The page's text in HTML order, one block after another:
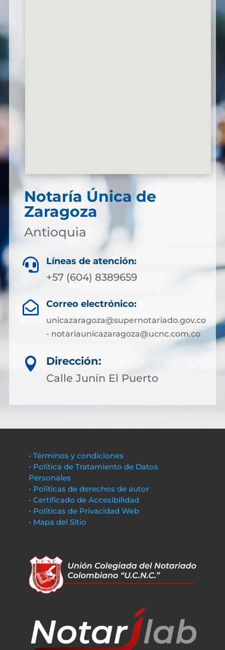
Notaría Única de
Zaragoza
Antioquia
 Líneas de atención:
+57 (604) 8389659
 Correo electrónico:
unicazaragoza@supernotariado.gov.co
- notariaunicazaragoza@ucnc.com.co

Dirección:
Calle Junín El Puerto
• Términos y condiciones
• Política de Tratamiento de Datos
Personales
• Políticas de derechos de autor
• Certificado de Accesibilidad
• Políticas de Privacidad Web
• Mapa del Sitio